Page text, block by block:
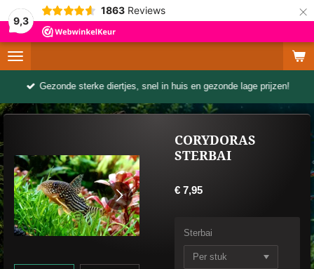
9,3
1863 Reviews ×
Gezonde sterke diertjes, snel in huis en gezonde lage prijzen!
CORYDORAS
STERBAI
€ 7,95
Sterbai